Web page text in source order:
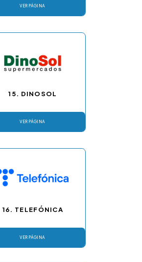
VER PÁGINA
16. TELEFÓNICA
VER PÁGINA
15. DINOSOL
VER PÁGINA